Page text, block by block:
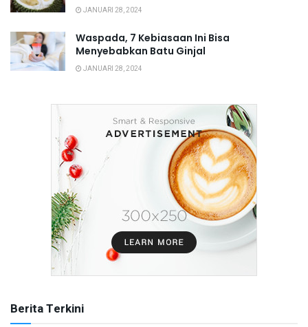
JANUARI 28, 2024
Waspada, 7 Kebiasaan Ini Bisa
Menyebabkan Batu Ginjal
JANUARI 28, 2024
Berita Terkini